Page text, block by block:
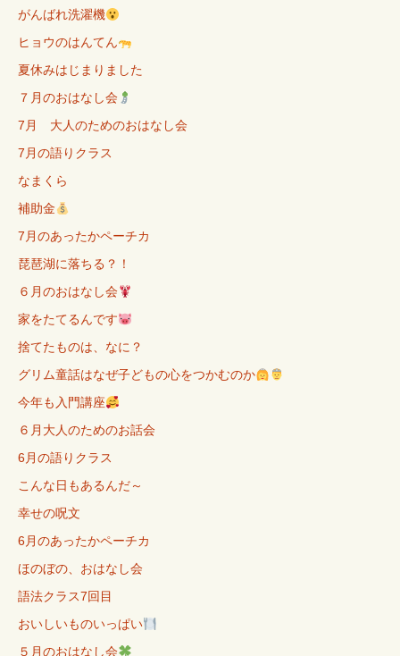
がんばれ洗濯機
ヒョウのはんてん
夏休みはじまりました
７月のおはなし会
7月 大人のためのおはなし会
7月の語りクラス
なまくら
補助金
7月のあったかペーチカ
琵琶湖に落ちる？！
６月のおはなし会
家をたてるんです
捨てたものは、なに？
グリム童話はなぜ子どもの心をつかむのか
今年も入門講座
６月大人のためのお話会
6月の語りクラス
こんな日もあるんだ～
幸せの呪文
6月のあったかペーチカ
ほのぼの、おはなし会
語法クラス7回目
おいしいものいっぱい
５月のおはなし会